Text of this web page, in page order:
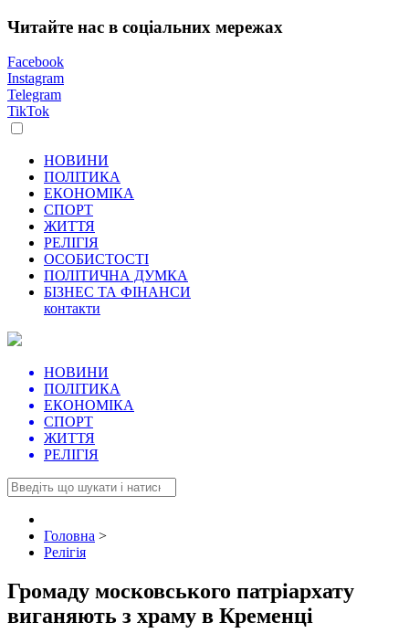
Читайте нас в соціальних мережах
Facebook
Instagram
Telegram
TikTok
НОВИНИ
ПОЛІТИКА
ЕКОНОМІКА
СПОРТ
ЖИТТЯ
РЕЛІГІЯ
ОСОБИСТОСТІ
ПОЛІТИЧНА ДУМКА
БІЗНЕС ТА ФІНАНСИ
контакти
НОВИНИ
ПОЛІТИКА
ЕКОНОМІКА
СПОРТ
ЖИТТЯ
РЕЛІГІЯ
Головна >
Релігія
Громаду московського патріархату
виганяють з храму в Кременці